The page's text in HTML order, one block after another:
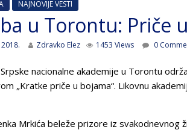
NAJNOVIJE VESTI
u Torontu: Priče
Zdravko Elez 1453 Views 0
nacionalne akademije u Torontu
„Kratke priče u bojama“. Likovnu
Mrkića beleže prizore iz svakodnevnog